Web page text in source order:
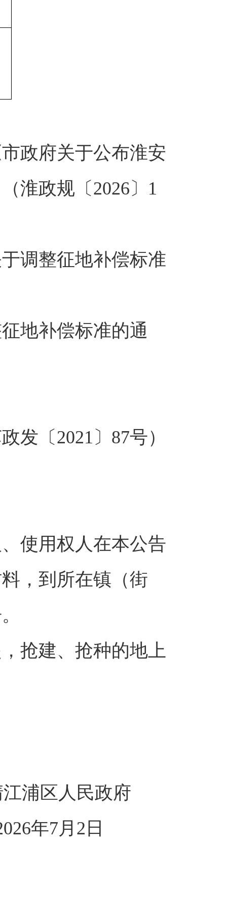
政府关于公布淮安
淮政规〔2026〕1
调整征地补偿标准
地补偿标准的通
发〔2021〕87号）
使用权人在本公告
，到所在镇（街
抢建、抢种的地上
江浦区人民政府
年7月2日